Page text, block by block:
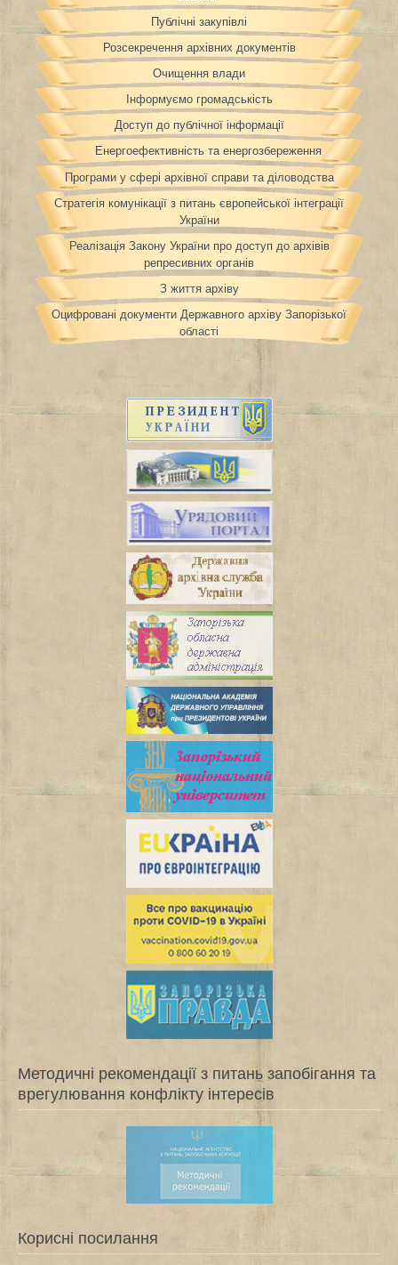
Публічні закупівлі
Розсекречення архівних документів
Очищення влади
Інформуємо громадськість
Доступ до публічної інформації
Енергоефективність та енергозбереження
Програми у сфері архівної справи та діловодства
Стратегія комунікації з питань європейської інтеграції
України
Реалізація Закону України про доступ до архівів
репресивних органів
З життя архіву
Оцифровані документи Державного архіву Запорізької
області
Методичні рекомендації з питань запобігання та
врегулювання конфлікту інтересів
Корисні посилання